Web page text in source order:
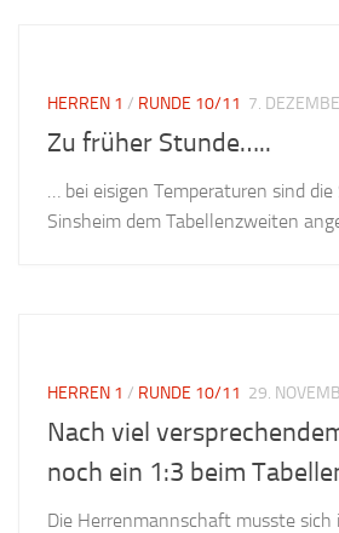
HERREN 1 / RUNDE 10/11 7.
Zu früher Stunde…..
… bei eisigen Temperaturen sind
Sinsheim dem Tabellenzweiten
HERREN 1 / RUNDE 10/11 29.
Nach viel
noch ein 1:3 beim
Die Herrenmannschaft musste sich